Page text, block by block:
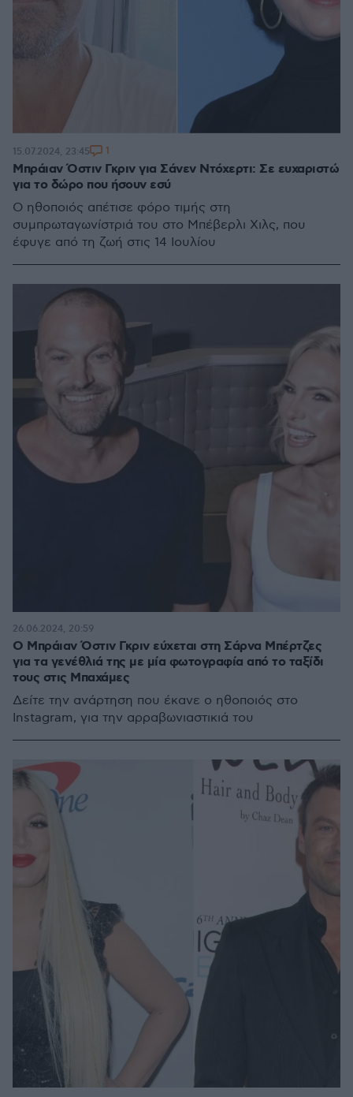
Μπράιαν Όστιν Γκριν για Σάνεν Ντόχερτι: Σε ευχαριστώ
για το δώρο που ήσουν εσύ
Ο ηθοποιός απέτισε φόρο τιμής στη
συμπρωταγωνίστριά του στο Μπέβερλι Χιλς, που
έφυγε από τη ζωή στις 14 Ιουλίου
15.07.2024, 23:45 1
Ο Μπράιαν Όστιν Γκριν εύχεται στη Σάρνα Μπέρτζες
για τα γενέθλιά της με μία φωτογραφία από το ταξίδι
τους στις Μπαχάμες
Δείτε την ανάρτηση που έκανε ο ηθοποιός στο
Instagram, για την αρραβωνιαστικιά του
26.06.2024, 20:59